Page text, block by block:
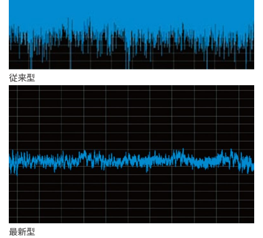
従来型
最新型